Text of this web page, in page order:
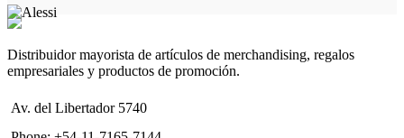
Distribuidor mayorista de artículos de merchandising, regalos
empresariales y productos de promoción.
Av. del Libertador 5740